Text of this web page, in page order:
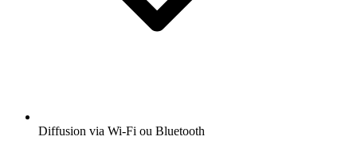
Diffusion via Wi-Fi ou Bluetooth